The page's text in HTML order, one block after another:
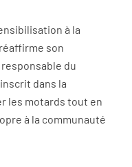
à la
son
du
dans la
les motards tout en
à la communauté